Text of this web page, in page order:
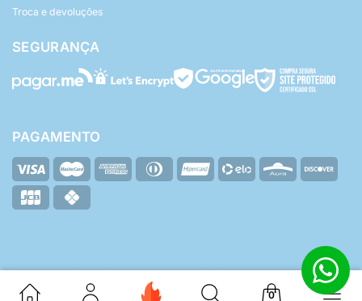
Troca e devoluções
SEGURANÇA
PAGAMENTO
© Yasmin Baby - Todos os direitos reservados.
Desenvolvido por: ZHF Mídia Digital
0